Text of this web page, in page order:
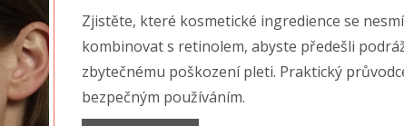
Zjistěte, které kosmetické ingredience se nesmí
kombinovat s retinolem, abyste předešli
zbytečnému poškození pleti. Praktický
bezpečným používáním.